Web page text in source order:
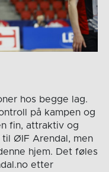
hos begge lag.
på kampen og
fin, attraktiv og
ØIF Arendal, men
hjem. Det føles
etter